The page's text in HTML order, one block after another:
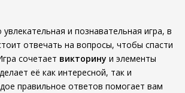
увлекательная и познавательная игра, в
отвечать на вопросы, чтобы спасти
сочетает викторину и элементы
её как интересной, так и
правильное ответов помогает вам